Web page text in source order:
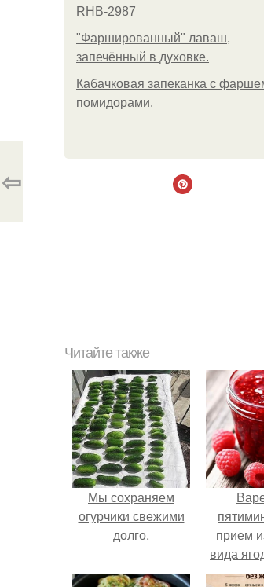
RHB-2987
"Фаршированный" лаваш,
запечённый в духовке.
Кабачковая запеканка с
помидорами.
⇦
Читайте также
Мы сохраняем
огурчики свежими
долго.
прием
вида